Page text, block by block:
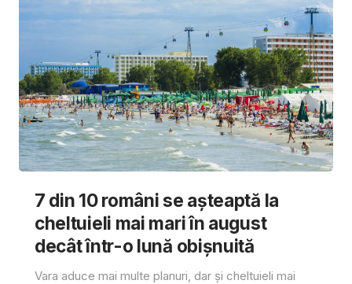
7 din 10 români se așteaptă la
cheltuieli mai mari în august
decât într-o lună obișnuită
Vara aduce mai multe planuri, dar și cheltuieli mai